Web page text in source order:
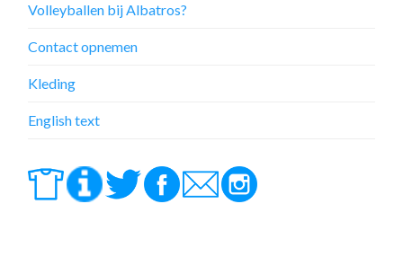
Volleyballen bij Albatros?
Contact opnemen
Kleding
English text